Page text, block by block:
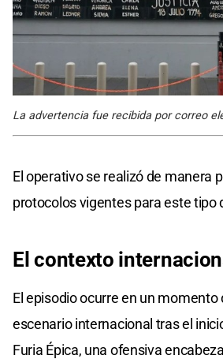
La advertencia fue recibida por correo
El operativo se realizó de manera
protocolos vigentes para este tipo
El contexto
El episodio ocurre en un momento
escenario internacional tras el
Furia Épica, una ofensiva